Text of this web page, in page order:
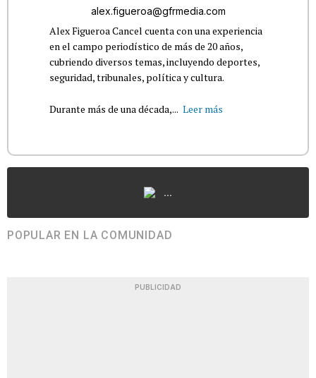
alex.figueroa@gfrmedia.com
Alex Figueroa Cancel cuenta con una experiencia
en el campo periodístico de más de 20 años,
cubriendo diversos temas, incluyendo deportes,
seguridad, tribunales, política y cultura.
Durante más de una década,... Leer más
...
POPULAR EN LA COMUNIDAD
PUBLICIDAD